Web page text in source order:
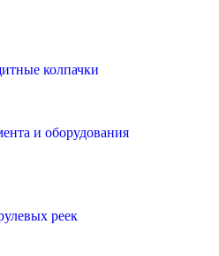
колпачки
и оборудования
реек